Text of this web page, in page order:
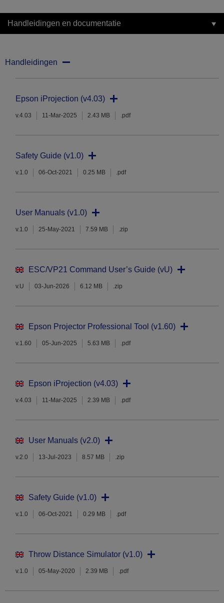
Handleidingen en documentatie
Handleidingen
Epson iProjection (v4.03)
v.4.03 11-Mar-2025 2.43 MB .pdf
Safety Guide (v1.0)
v.1.0 06-Oct-2021 0.25 MB .pdf
User Manuals (v1.0)
v.1.0 25-May-2021 7.59 MB .zip
ESC/VP21 Command User’s Guide (vU)
v.U 03-Jun-2026 6.12 MB .zip
Epson Projector Professional Tool (v1.60)
v.1.60 05-Jun-2025 5.63 MB .pdf
Epson iProjection (v4.03)
v.4.03 11-Mar-2025 2.39 MB .pdf
User Manuals (v2.0)
v.2.0 13-Jul-2023 8.57 MB .zip
Safety Guide (v1.0)
v.1.0 06-Oct-2021 0.29 MB .pdf
Throw Distance Simulator (v1.0)
v.1.0 05-May-2020 2.39 MB .pdf